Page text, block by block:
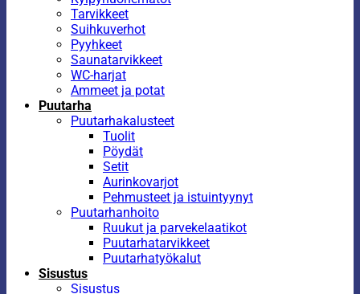
Tarvikkeet
Suihkuverhot
Pyyhkeet
Saunatarvikkeet
WC-harjat
Ammeet ja potat
Puutarha
Puutarhakalusteet
Tuolit
Pöydät
Setit
Aurinkovarjot
Pehmusteet ja istuintyynyt
Puutarhanhoito
Ruukut ja parvekelaatikot
Puutarhatarvikkeet
Puutarhatyökalut
Sisustus
Sisustus